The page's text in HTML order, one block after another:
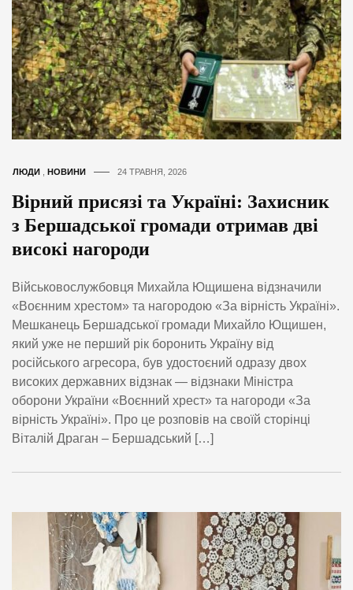
ЛЮДИ НОВИНИ 24 ТРАВНЯ, 2026
Вірний присязі та Україні: Захисник
з Бершадської громади отримав дві
високі нагороди
Військовослужбовця Михайла Ющишена відзначили
«Воєнним хрестом» та нагородою «За вірність Україні».
Мешканець Бершадської громади Михайло Ющишен,
який уже не перший рік боронить Україну від
російського агресора, був удостоєний одразу двох
високих державних відзнак — відзнаки Міністра
оборони України «Воєнний хрест» та нагороди «За
вірність Україні». Про це розповів на своїй сторінці
Віталій Драган – Бершадський […]